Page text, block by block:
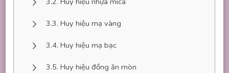
Huy hiệu mạ vàng
Huy hiệu mạ bạc
Huy hiệu đồng ăn mòn